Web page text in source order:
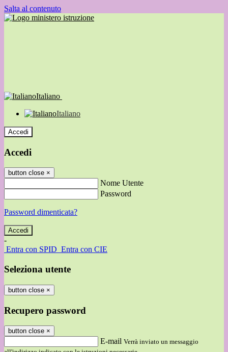
Salta al contenuto
Italiano
Italiano
Accedi
Accedi
button close ×
Nome Utente
Password
Password dimenticata?
-
Entra con SPID Entra con CIE
Seleziona utente
button close ×
Recupero password
button close ×
E-mail Verrà inviato un messaggio